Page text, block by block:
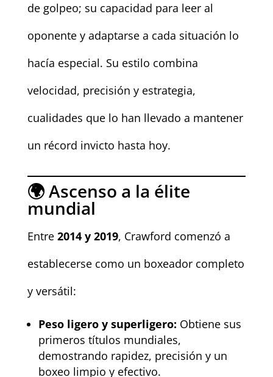
de golpeo; su capacidad para leer al
oponente y adaptarse a cada situación lo
hacía especial. Su estilo combina
velocidad, precisión y estrategia,
cualidades que lo han llevado a mantener
un récord invicto hasta hoy.
🌍 Ascenso a la élite
mundial
Entre 2014 y 2019, Crawford comenzó a
establecerse como un boxeador completo
y versátil:
Peso ligero y superligero: Obtiene sus
primeros títulos mundiales,
demostrando rapidez, precisión y un
boxeo limpio y efectivo.